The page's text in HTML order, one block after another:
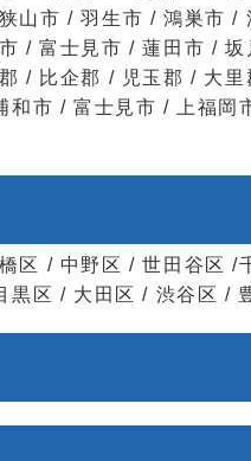
山市 / 羽生市 / 鴻巣市 /
/ 富士見市 / 蓮田市 /
/ 比企郡 / 児玉郡 / 大
和市 / 富士見市 / 上福
区 / 中野区 / 世田谷区
黒区 / 大田区 / 渋谷区 /